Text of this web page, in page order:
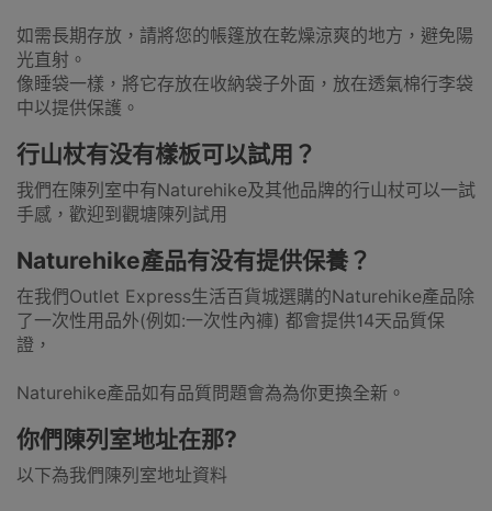
如需長期存放，請將您的帳篷放在乾燥涼爽的地方，避免陽
光直射。
像睡袋一樣，將它存放在收納袋子外面，放在透氣棉行李袋
中以提供保護。
行山杖有没有樣板可以試用？
我們在陳列室中有Naturehike及其他品牌的行山杖可以一試
手感，歡迎到觀塘陳列試用
Naturehike產品有没有提供保養？
在我們Outlet Express生活百貨城選購的Naturehike產品除
了一次性用品外(例如:一次性內褲) 都會提供14天品質保
證，
Naturehike產品如有品質問題會為為你更換全新。
你們陳列室地址在那?
以下為我們陳列室地址資料